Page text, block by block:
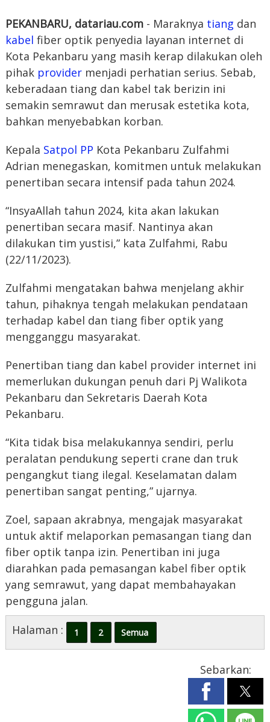
PEKANBARU, datariau.com- Maraknya tiang dan
kabel fiber optik penyedia layanan internet di
Kota Pekanbaru yang masih kerap dilakukan oleh
pihak providermenjadi perhatian serius. Sebab,
keberadaan tiang dan kabel tak berizin ini
semakin semrawut dan merusak estetika kota,
bahkan menyebabkan korban.
Kepala Satpol PP Kota Pekanbaru Zulfahmi
Adrian menegaskan, komitmen untuk melakukan
penertiban secara intensif pada tahun 2024.
“InsyaAllah tahun 2024, kita akan lakukan
penertiban secara masif. Nantinya akan
dilakukan tim yustisi,” kata Zulfahmi, Rabu
(22/11/2023).
Zulfahmi mengatakan bahwa menjelang akhir
tahun, pihaknya tengah melakukan pendataan
terhadap kabel dan tiang fiber optik yang
mengganggu masyarakat.
Penertiban tiang dan kabel provider internet ini
memerlukan dukungan penuh dari Pj Walikota
Pekanbaru dan Sekretaris Daerah Kota
Pekanbaru.
“Kita tidak bisa melakukannya sendiri, perlu
peralatan pendukung seperti crane dan truk
pengangkut tiang ilegal. Keselamatan dalam
penertiban sangat penting,” ujarnya.
Zoel, sapaan akrabnya, mengajak masyarakat
untuk aktif melaporkan pemasangan tiang dan
fiber optik tanpa izin. Penertiban ini juga
diarahkan pada pemasangan kabel fiber optik
yang semrawut, yang dapat membahayakan
pengguna jalan.
Halaman :
1 2 Semua
Sebarkan: